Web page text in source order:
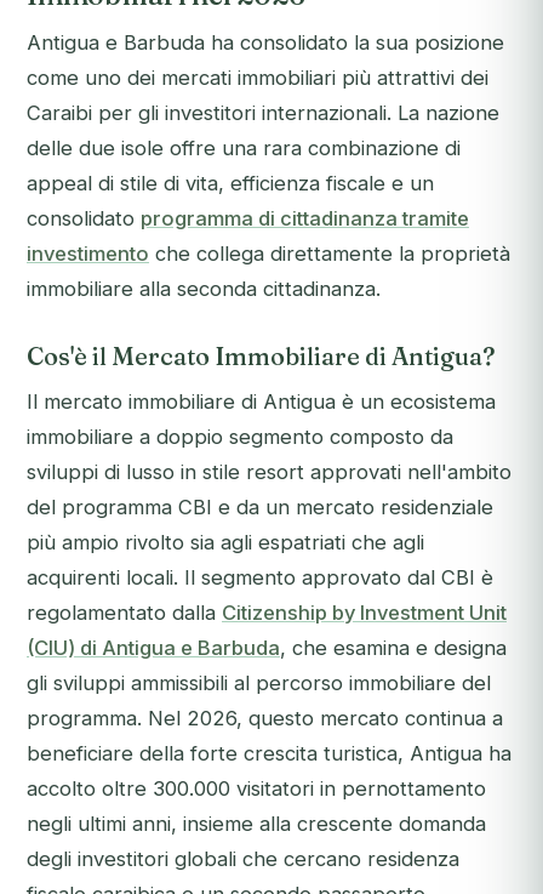
Antigua e Barbuda ha consolidato la sua posizione
come uno dei mercati immobiliari più attrattivi dei
Caraibi per gli investitori internazionali. La nazione
delle due isole offre una rara combinazione di
appeal di stile di vita, efficienza fiscale e un
consolidato programma di cittadinanza tramite
investimento che collega direttamente la proprietà
immobiliare alla seconda cittadinanza.
Cos'è il Mercato Immobiliare di Antigua?
Il mercato immobiliare di Antigua è un ecosistema
immobiliare a doppio segmento composto da
sviluppi di lusso in stile resort approvati nell'ambito
del programma CBI e da un mercato residenziale
più ampio rivolto sia agli espatriati che agli
acquirenti locali. Il segmento approvato dal CBI è
regolamentato dalla Citizenship by Investment Unit
(CIU) di Antigua e Barbuda, che esamina e designa
gli sviluppi ammissibili al percorso immobiliare del
programma. Nel 2026, questo mercato continua a
beneficiare della forte crescita turistica, Antigua ha
accolto oltre 300.000 visitatori in pernottamento
negli ultimi anni, insieme alla crescente domanda
degli investitori globali che cercano residenza